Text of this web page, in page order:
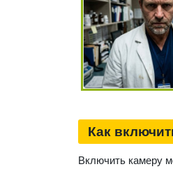
Как
Включить камеру